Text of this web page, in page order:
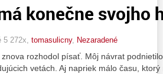
konečne svojho
5 272x, tomasulicny, Nezaradené
rozhodol písať. Môj návrat
vetách. Aj napriek málo času,